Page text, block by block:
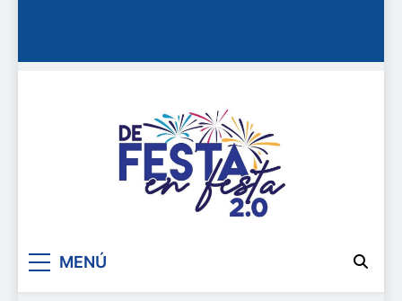
De festa en festa 2.0
MENÚ